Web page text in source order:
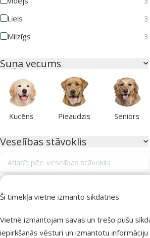
Šī tīmekļa vietne izmanto sīkdatnes
Vietnē izmantojam savas un trešo pušu
iepirkšanās vēsturi un izmantotu
Liels
3
Milzīgs
3
Suņa vecums
Kucēns Pieaudzis Seniors
Veselības stāvoklis
Atlasīt pēc: veselības stāvoklis
Apmatojuma izkrišana
Apmatojuma kamoli kuņģī
0